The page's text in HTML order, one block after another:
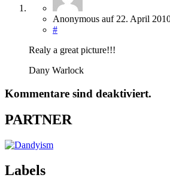
Anonymous auf 22. April
#
Realy a great picture!!!
Dany Warlock
Kommentare sind deaktiviert.
PARTNER
Labels